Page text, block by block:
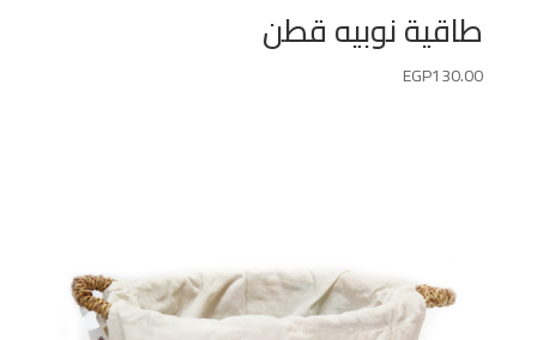
طاقية نوبيه قطن
EGP130.00